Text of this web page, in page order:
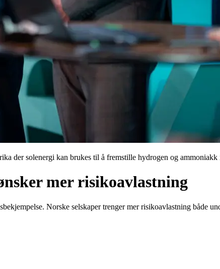
der solenergi kan brukes til å fremstille hydrogen og
mer risikoavlastning
Norske selskaper trenger mer risikoavlastning både